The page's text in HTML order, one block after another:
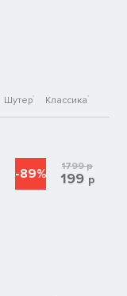
Шутер Классика
-89% 1799р
199 р